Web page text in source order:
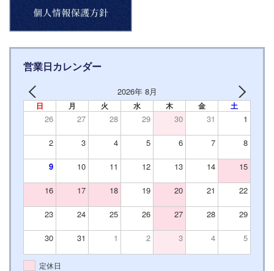
営業日カレンダー
2026年 8月
日 月 火 水 木 金 土
26 27 28 29 30 31 1
2 3 4 5 6 7 8
9 10 11 12 13 14 15
16 17 18 19 20 21 22
23 24 25 26 27 28 29
30 31 1 2 3 4 5
定休日